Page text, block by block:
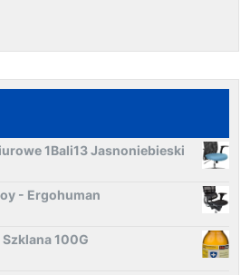
1Bali13 Jasnoniebieski
- Ergohuman
100G